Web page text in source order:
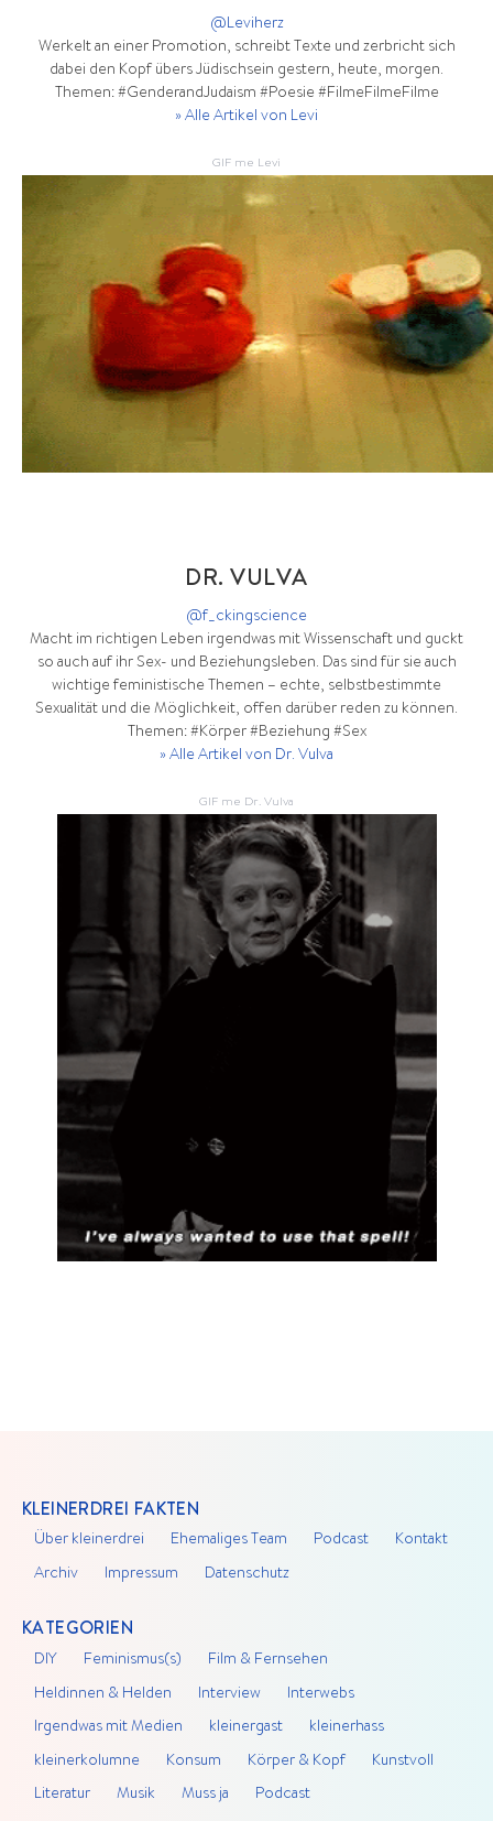
@Leviherz
Werkelt an einer Promotion, schreibt Texte und zerbricht sich
dabei den Kopf übers Jüdischsein gestern, heute, morgen.
Themen: #GenderandJudaism #Poesie #FilmeFilmeFilme
» Alle Artikel von Levi
GIF me Levi
DR. VULVA
@f_ckingscience
Macht im richtigen Leben irgendwas mit Wissenschaft und guckt
so auch auf ihr Sex- und Beziehungsleben. Das sind für sie auch
wichtige feministische Themen – echte, selbstbestimmte
Sexualität und die Möglichkeit, offen darüber reden zu können.
Themen: #Körper #Beziehung #Sex
» Alle Artikel von Dr. Vulva
GIF me Dr. Vulva
KLEINERDREI FAKTEN
Über kleinerdrei Ehemaliges Team Podcast Kontakt
Archiv Impressum Datenschutz
KATEGORIEN
DIY Feminismus(s) Film & Fernsehen
Heldinnen & Helden Interview Interwebs
Irgendwas mit Medien kleinergast kleinerhass
kleinerkolumne Konsum Körper & Kopf Kunstvoll
Literatur Musik Muss ja Podcast